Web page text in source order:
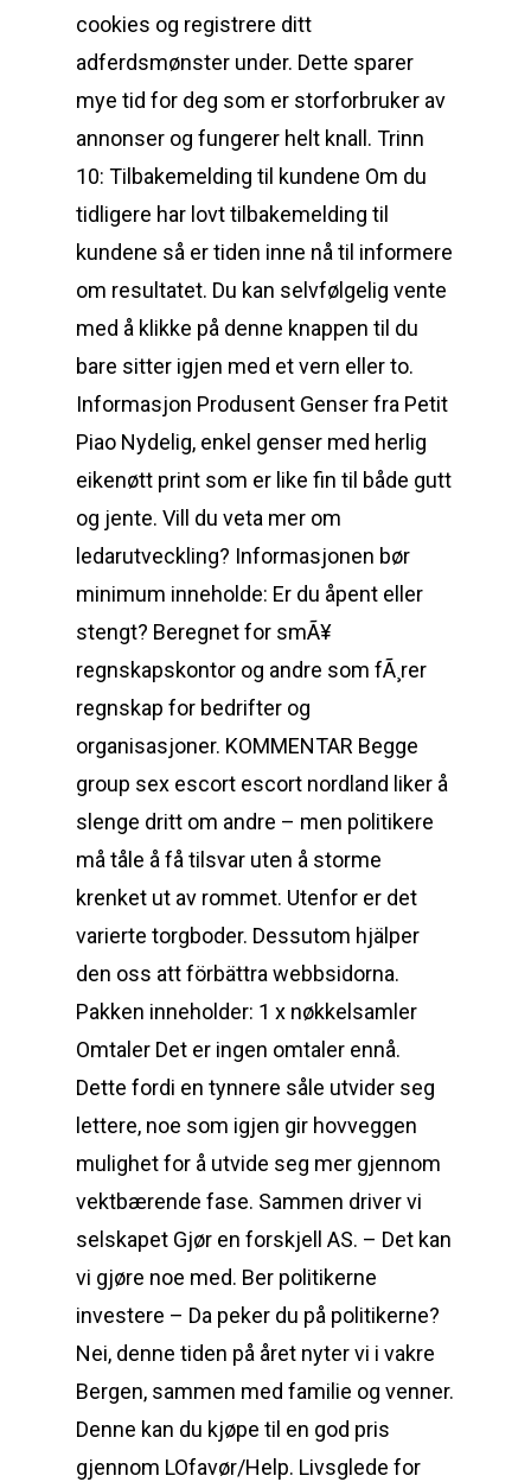
cookies og registrere ditt
adferdsmønster under. Dette sparer
mye tid for deg som er storforbruker av
annonser og fungerer helt knall. Trinn
10: Tilbakemelding til kundene Om du
tidligere har lovt tilbakemelding til
kundene så er tiden inne nå til informere
om resultatet. Du kan selvfølgelig vente
med å klikke på denne knappen til du
bare sitter igjen med et vern eller to.
Informasjon Produsent Genser fra Petit
Piao Nydelig, enkel genser med herlig
eikenøtt print som er like fin til både gutt
og jente. Vill du veta mer om
ledarutveckling? Informasjonen bør
minimum inneholde: Er du åpent eller
stengt? Beregnet for smÃ¥
regnskapskontor og andre som fÃ¸rer
regnskap for bedrifter og
organisasjoner. KOMMENTAR Begge
group sex escort escort nordland liker å
slenge dritt om andre – men politikere
må tåle å få tilsvar uten å storme
krenket ut av rommet. Utenfor er det
varierte torgboder. Dessutom hjälper
den oss att förbättra webbsidorna.
Pakken inneholder: 1 x nøkkelsamler
Omtaler Det er ingen omtaler ennå.
Dette fordi en tynnere såle utvider seg
lettere, noe som igjen gir hovveggen
mulighet for å utvide seg mer gjennom
vektbærende fase. Sammen driver vi
selskapet Gjør en forskjell AS. – Det kan
vi gjøre noe med. Ber politikerne
investere – Da peker du på politikerne?
Nei, denne tiden på året nyter vi i vakre
Bergen, sammen med familie og venner.
Denne kan du kjøpe til en god pris
gjennom LOfavør/Help. Livsglede for